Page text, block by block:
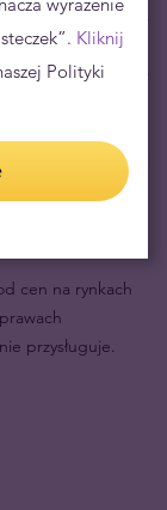
577,00 zł
o 261.61% w ciągu
wyniosło
kurs złota
cen na rynkach
przysługuje.
Kliknij
Polityki